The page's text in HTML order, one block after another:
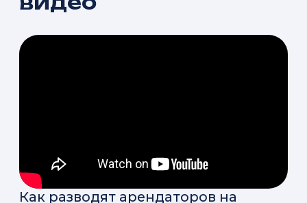
нежилого помещения
Как работать с самозанятыми:
инструкция для ИП и Юр.лиц.